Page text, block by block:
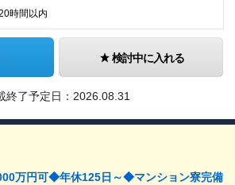
時間以内
検討中に入れる
終了予定日： 2026.08.31
万円可◆年休125日～◆マンション寮完備